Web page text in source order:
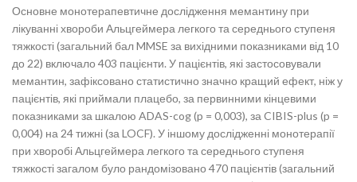
Основне монотерапевтичне дослідження мемантину при
лікуванні хвороби Альцгеймера легкого та середнього ступеня
тяжкості (загальний бал MMSE за вихідними показниками від 10
до 22) включало 403 пацієнти. У пацієнтів, які застосовували
мемантин, зафіксовано статистично значно кращий ефект, ніж у
пацієнтів, які приймали плацебо, за первинними кінцевими
показниками за шкалою ADAS-cog (p = 0,003), за CIBIS-plus (p =
0,004) на 24 тижні (за LOCF). У іншому дослідженні монотерапії
при хворобі Альцгеймера легкого та середнього ступеня
тяжкості загалом було рандомізовано 470 пацієнтів (загальний